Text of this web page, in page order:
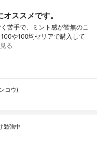
ススメです。
苦手で、ミント感が皆無のこ
や100均セリアで購入して
る
コウ)
勉強中